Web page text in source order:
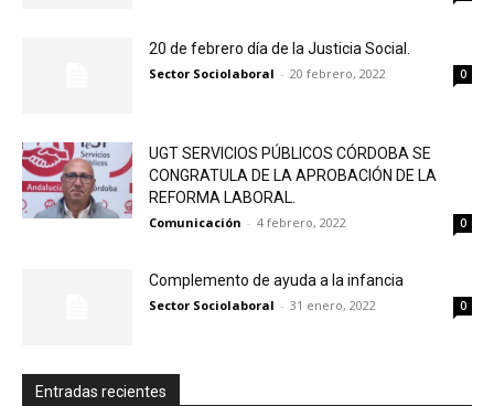
20 de febrero día de la Justicia Social.
Sector Sociolaboral - 20 febrero, 2022 0
UGT SERVICIOS PÚBLICOS CÓRDOBA SE
CONGRATULA DE LA APROBACIÓN DE LA
REFORMA LABORAL.
Comunicación - 4 febrero, 2022 0
Complemento de ayuda a la infancia
Sector Sociolaboral - 31 enero, 2022 0
Entradas recientes